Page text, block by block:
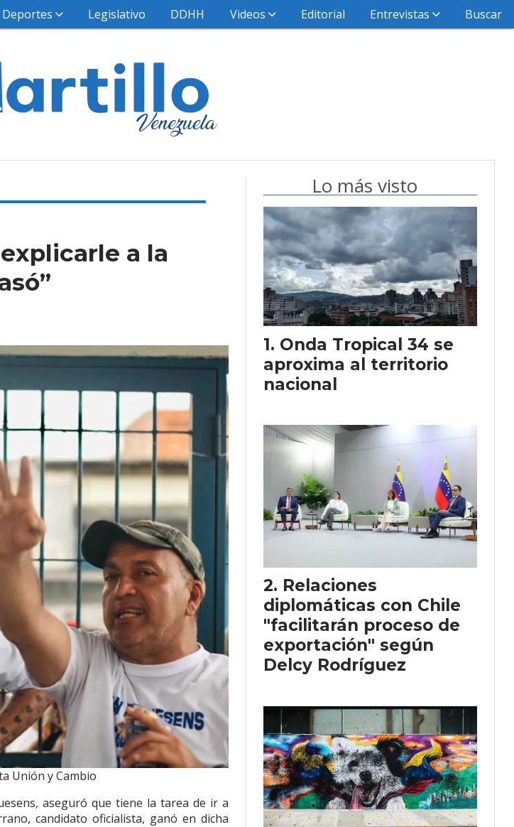
Deportes Legislativo DDHH Videos Editorial Entrevistas Buscar
a la
Unión y Cambio
aseguró que tiene la tarea de ir a
candidato oficialista, ganó en dicha
Lo más visto
Onda Tropical 34 se
aproxima al territorio
nacional
Relaciones
diplomáticas con Chile
"facilitarán proceso de
exportación" según
Delcy Rodríguez
Suscríbete
gratuito de información diaria